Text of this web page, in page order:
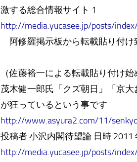
激する総合情報サイト 1
http://media.yucasee.jp/posts/
阿修羅掲示板から転載貼り付け
（佐藤裕一による転載貼り付け始
茂木健一郎氏「クズ朝日」「京
が狂っているという事です
http://www.asyura2.com/11/
投稿者 小沢内閣待望論 日時 2011
http://media.yucasee.jp/posts/